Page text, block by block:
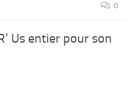
0
Us entier pour son